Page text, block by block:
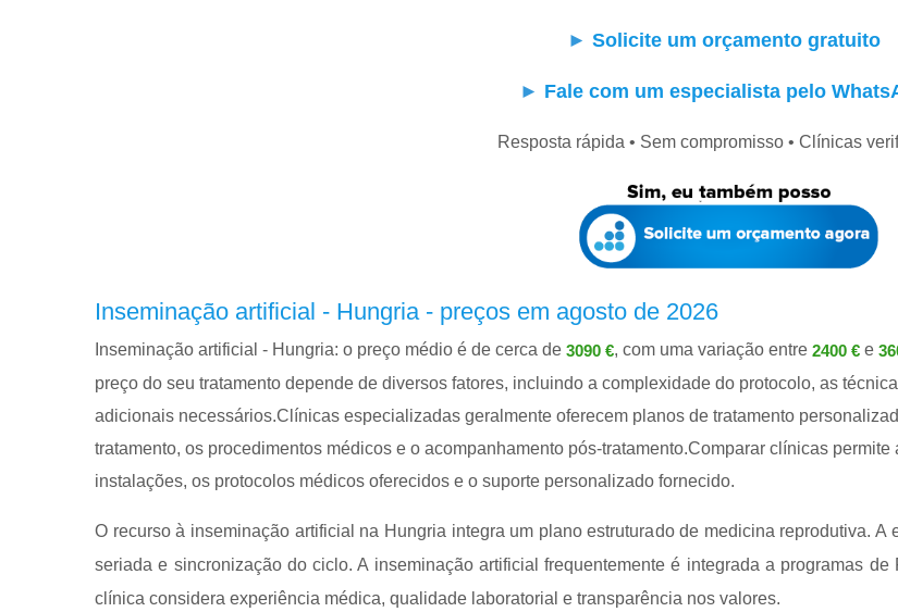
► Solicite um orçamento gratuito
► Fale com um especialista pelo
Resposta rápida • Sem compromisso • Clínicas
Inseminação artificial - Hungria - preços em agosto de 2026
Inseminação artificial - Hungria: o preço médio é de cerca de 3090 €, com uma variação entre 2400 € e
preço do seu tratamento depende de diversos fatores, incluindo a complexidade do protocolo, as
adicionais necessários.Clínicas especializadas geralmente oferecem planos de tratamento
tratamento, os procedimentos médicos e o acompanhamento pós-tratamento.Comparar clínicas
instalações, os protocolos médicos oferecidos e o suporte personalizado fornecido.
O recurso à inseminação artificial na Hungria integra um plano estruturado de medicina reprodutiva.
seriada e sincronização do ciclo. A inseminação artificial frequentemente é integrada a programas
clínica considera experiência médica, qualidade laboratorial e transparência nos valores.